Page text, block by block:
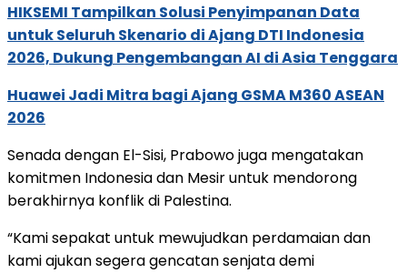
HIKSEMI Tampilkan Solusi Penyimpanan Data
untuk Seluruh Skenario di Ajang DTI Indonesia
2026, Dukung Pengembangan AI di Asia Tenggara
Huawei Jadi Mitra bagi Ajang GSMA M360 ASEAN
2026
Senada dengan El-Sisi, Prabowo juga mengatakan
komitmen Indonesia dan Mesir untuk mendorong
berakhirnya konflik di Palestina.
“Kami sepakat untuk mewujudkan perdamaian dan
kami ajukan segera gencatan senjata demi